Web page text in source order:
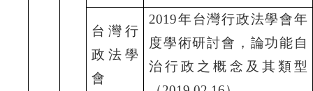
台灣行
政法學
會
2019年台灣行政法學會年
度學術研討會，論功能自
治行政之概念及其類型